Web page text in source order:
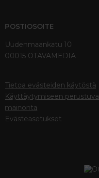
POSTIOSOITE
Uudenmaankatu 10
00015 OTAVAMEDIA
Tietoa evästeiden käytöstä
Käyttäytymiseen perustuva
mainonta
Evästeasetukset